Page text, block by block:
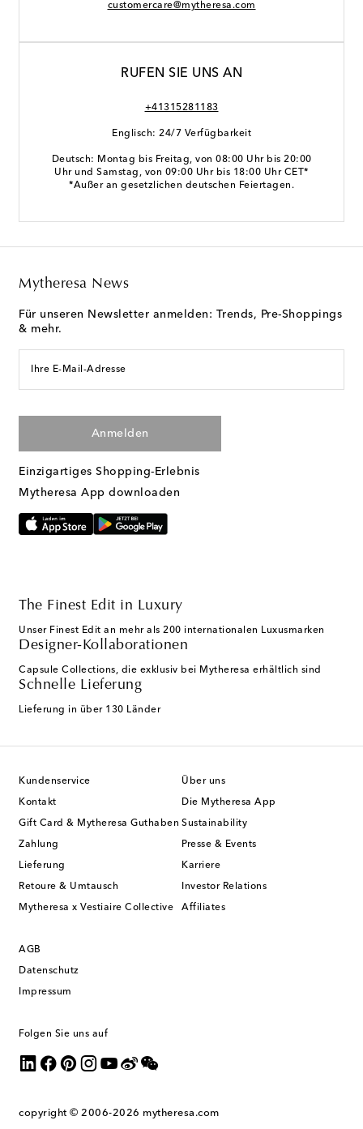
customercare@mytheresa.com
RUFEN SIE UNS AN
+41315281183
Englisch: 24/7 Verfügbarkeit
Deutsch: Montag bis Freitag, von 08:00 Uhr bis 20:00
Uhr und Samstag, von 09:00 Uhr bis 18:00 Uhr CET*
*Außer an gesetzlichen deutschen Feiertagen.
Mytheresa News
Für unseren Newsletter anmelden: Trends, Pre-Shoppings
& mehr.
Ihre E-Mail-Adresse
Anmelden
Einzigartiges Shopping-Erlebnis
Mytheresa App downloaden
The Finest Edit in Luxury
Unser Finest Edit an mehr als 200 internationalen Luxusmarken
Designer-Kollaborationen
Capsule Collections, die exklusiv bei Mytheresa erhältlich sind
Schnelle Lieferung
Lieferung in über 130 Länder
Kundenservice
Kontakt
Gift Card & Mytheresa Guthaben
Zahlung
Lieferung
Retoure & Umtausch
Mytheresa x Vestiaire Collective
Über uns
Die Mytheresa App
Sustainability
Presse & Events
Karriere
Investor Relations
Affiliates
AGB
Datenschutz
Impressum
Folgen Sie uns auf
copyright © 2006-2026 mytheresa.com